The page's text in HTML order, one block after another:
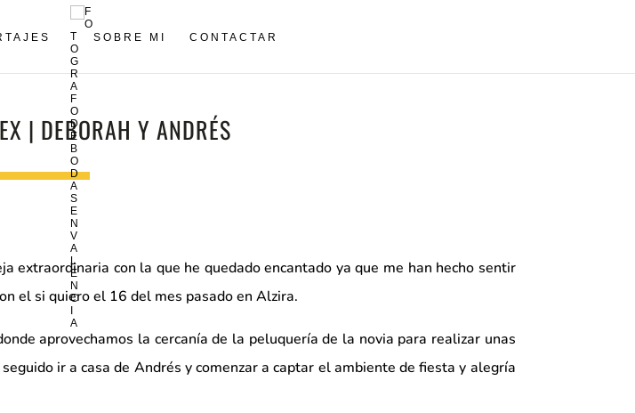
SOBRE MI CONTACTAR
| DEBORAH Y ANDRÉS
extraordinaria con la que he quedado encantado ya que me han hecho sentir
el si quiero el 16 del mes pasado en Alzira.
aprovechamos la cercanía de la peluquería de la novia para realizar unas
ir a casa de Andrés y comenzar a captar el ambiente de fiesta y alegría